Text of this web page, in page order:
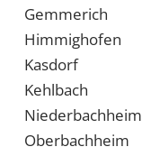
Gemmerich
Himmighofen
Kasdorf
Kehlbach
Niederbachheim
Oberbachheim